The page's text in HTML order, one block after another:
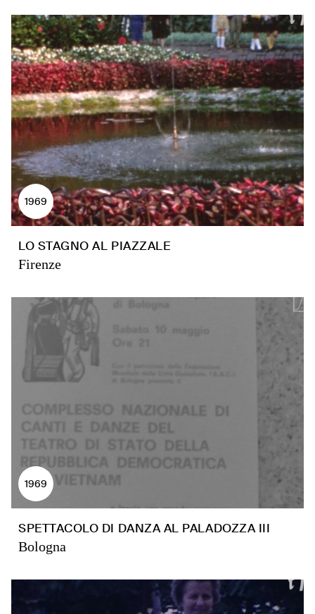
1969
LO STAGNO AL PIAZZALE
Firenze
1969
SPETTACOLO DI DANZA AL PALADOZZA III
Bologna